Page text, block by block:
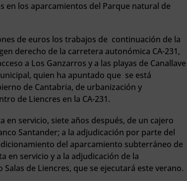
en los aparcamientos del Parque natural de
de euros los trabajos de continuación de la
derecho de la carretera autonómica CA-231,
a Los Ganzarros y a las playas de Canallave
quien ha apuntado que se está
de Cantabria, de urbanización y
de Liencres en la CA-231.
en servicio, siete años después, de un cajero
Santander; a la adjudicación por parte del
del aparcamiento subterráneo de
en servicio y a la adjudicación de la
de Liencres, que se ejecutará este verano.